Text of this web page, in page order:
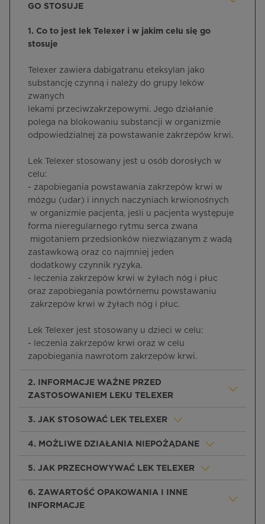
GO STOSUJE
1. Co to jest lek Telexer i w jakim celu się go
stosuje
Telexer zawiera dabigatranu eteksylan jako
substancję czynną i należy do grupy leków
zwanych
lekami przeciwzakrzepowymi. Jego działanie
polega na blokowaniu substancji w organizmie
odpowiedzialnej za powstawanie zakrzepów krwi.
Lek Telexer stosowany jest u osób dorosłych w
celu:
- zapobiegania powstawania zakrzepów krwi w
mózgu (udar) i innych naczyniach krwionośnych
w organizmie pacjenta, jeśli u pacjenta występuje
forma nieregularnego rytmu serca zwana
migotaniem przedsionków niezwiązanym z wadą
zastawkową oraz co najmniej jeden
dodatkowy czynnik ryzyka.
- leczenia zakrzepów krwi w żyłach nóg i płuc
oraz zapobiegania powtórnemu powstawaniu
zakrzepów krwi w żyłach nóg i płuc.
Lek Telexer jest stosowany u dzieci w celu:
- leczenia zakrzepów krwi oraz w celu
zapobiegania nawrotom zakrzepów krwi.
2. INFORMACJE WAŻNE PRZED
ZASTOSOWANIEM LEKU TELEXER
3. JAK STOSOWAĆ LEK TELEXER
4. MOŻLIWE DZIAŁANIA NIEPOŻĄDANE
5. JAK PRZECHOWYWAĆ LEK TELEXER
6. ZAWARTOŚĆ OPAKOWANIA I INNE
INFORMACJE